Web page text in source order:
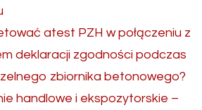
atest PZH w połączeniu z
deklaracji zgodności podczas
zbiornika betonowego?
handlowe i ekspozytorskie –